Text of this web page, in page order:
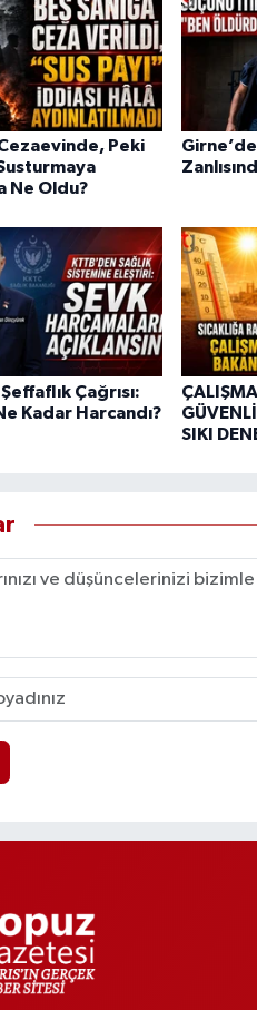
Cezaevinde, Peki
Ne Oldu?
Çağrısı:
Kadar Harcandı?
SIKI